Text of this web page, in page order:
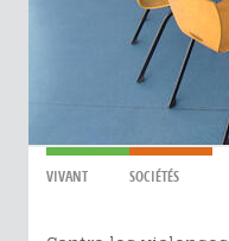
VIVANT SOCIÉTÉS